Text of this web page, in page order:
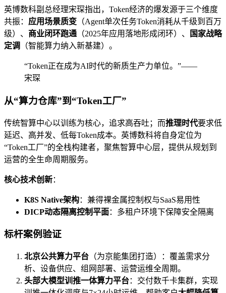
英博数科副总经理宋琛指出，Token经济的爆发源于三个维度
共振： 应用场景质变 （Agent单次任务Token消耗从千级到百万
级）、 商业闭环跑通 （2025年应用落地形成闭环）、
国家战略
定调
（智能算力纳入新基建）。
“Token正在成为AI时代的新质生产力单位。”——
宋琛
从“算力仓库”到“Token工厂”
传统智算中心以训练为核心，追求高吞吐；而推理时代要求低
延迟、高并发、低每Token成本。英博数科将自身定位为
“Token工厂”的全栈构建者，聚焦智算中心层，提供从规划到
运营的全生命周期服务。
核心技术创新：
K8S Native架构：兼得裸金属控制权与SaaS易用性
DICP动态隔离控制平面：多租户环境下保障安全隔离
标杆案例验证
北京公共算力平台 （为京能集团打造）：覆盖需求分
析、设备供应、组网部署、运营运维全周期。
头部大模型训推一体算力平台：交付数千卡集群，实现